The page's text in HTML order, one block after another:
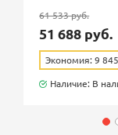
61 533 руб.
51 688 руб.
Экономия: 9
Наличие: В